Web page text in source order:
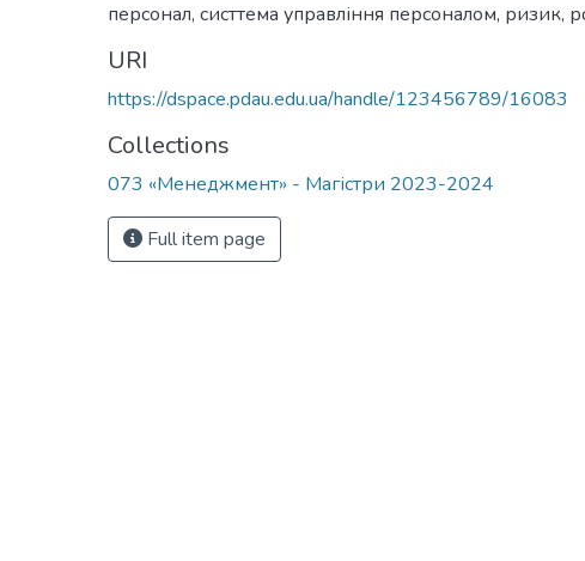
персонал, систтема управління персоналом, ризик,
URI
https://dspace.pdau.edu.ua/handle/123456789/16083
Collections
073 «Менеджмент» - Магістри 2023-2024
Full item page